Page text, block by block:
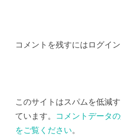
コメントを残すにはログイン
このサイトはスパムを低減
ています。
コメントデータ
をご覧ください。